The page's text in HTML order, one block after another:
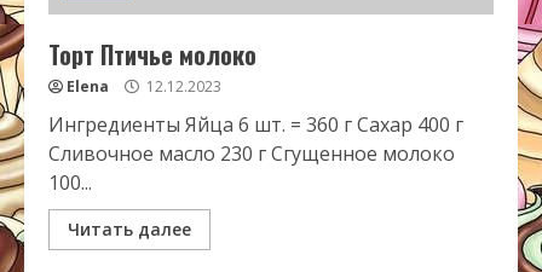
Торт Птичье молоко
Elena 12.12.2023
Ингредиенты Яйца 6 шт. = 360 г Сахар 400 г
Сливочное масло 230 г Сгущенное молоко
100...
Читать далее